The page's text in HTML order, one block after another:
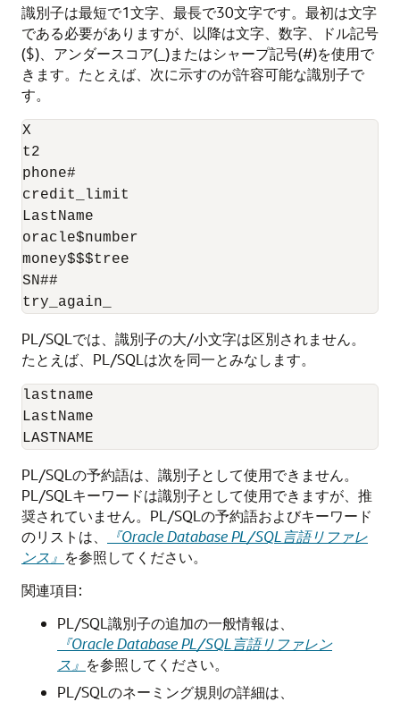
識別子は最短で1文字、最長で30文字です。最初は文字
である必要がありますが、以降は文字、数字、ドル記号
($)、アンダースコア(_)またはシャープ記号(#)を使用で
きます。たとえば、次に示すのが許容可能な識別子で
す。
X
t2
phone#
credit_limit
LastName
oracle$number
money$$$tree
SN##
PL/SQLでは、識別子の大/小文字は区別されません。
たとえば、PL/SQLは次を同一とみなします。
lastname
LastName
PL/SQLの予約語は、識別子として使用できません。
PL/SQLキーワードは識別子として使用できますが、推
奨されていません。PL/SQLの予約語およびキーワード
のリストは、
『Oracle Database PL/SQL言語リファレ
ンス』 を参照してください。
関連項目:
PL/SQL識別子の追加の一般情報は、
『Oracle Database PL/SQL言語リファレン
ス』 を参照してください。
PL/SQLのネーミング規則の詳細は、